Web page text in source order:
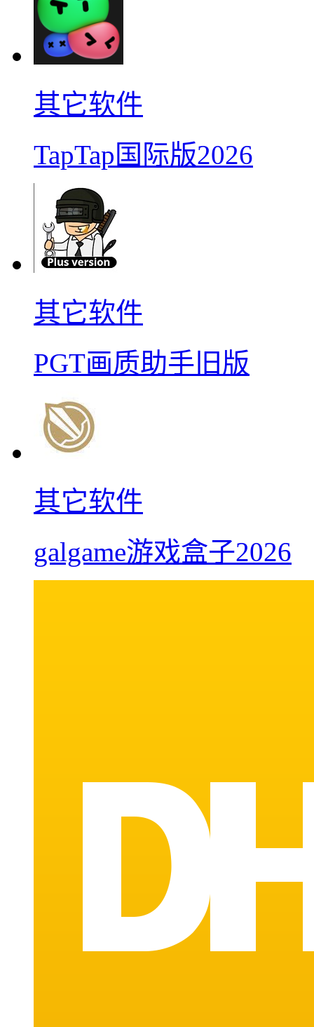
其它软件
TapTap国际版2026
其它软件
PGT画质助手旧版
其它软件
galgame游戏盒子2026